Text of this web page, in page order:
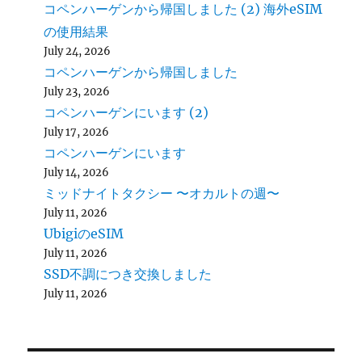
コペンハーゲンから帰国しました (2) 海外eSIM
の使用結果
July 24, 2026
コペンハーゲンから帰国しました
July 23, 2026
コペンハーゲンにいます (2)
July 17, 2026
コペンハーゲンにいます
July 14, 2026
ミッドナイトタクシー 〜オカルトの週〜
July 11, 2026
UbigiのeSIM
July 11, 2026
SSD不調につき交換しました
July 11, 2026